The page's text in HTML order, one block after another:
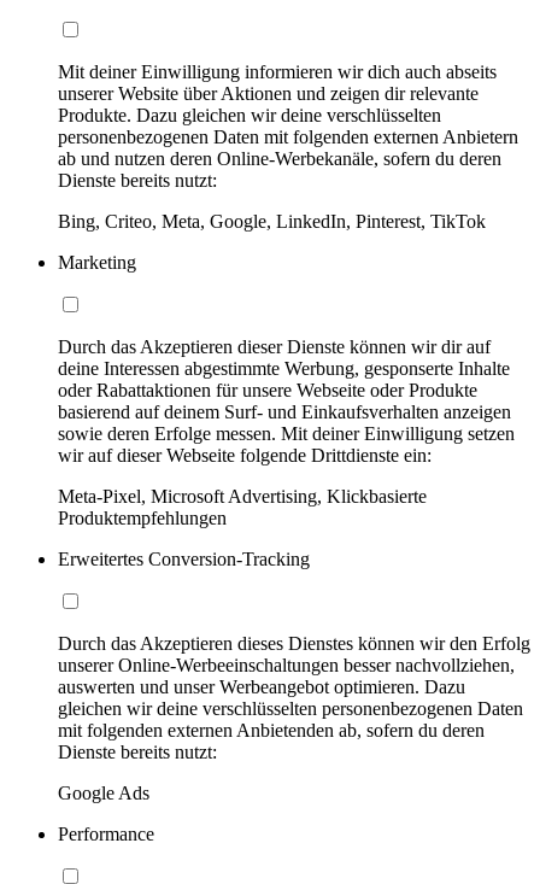
Mit deiner Einwilligung informieren wir dich auch abseits
unserer Website über Aktionen und zeigen dir relevante
Produkte. Dazu gleichen wir deine verschlüsselten
personenbezogenen Daten mit folgenden externen Anbietern
ab und nutzen deren Online-Werbekanäle, sofern du deren
Dienste bereits nutzt:
Bing, Criteo, Meta, Google, LinkedIn, Pinterest, TikTok
Marketing
Durch das Akzeptieren dieser Dienste können wir dir auf
deine Interessen abgestimmte Werbung, gesponserte Inhalte
oder Rabattaktionen für unsere Webseite oder Produkte
basierend auf deinem Surf- und Einkaufsverhalten anzeigen
sowie deren Erfolge messen. Mit deiner Einwilligung setzen
wir auf dieser Webseite folgende Drittdienste ein:
Meta-Pixel, Microsoft Advertising, Klickbasierte
Produktempfehlungen
Erweitertes Conversion-Tracking
Durch das Akzeptieren dieses Dienstes können wir den Erfolg
unserer Online-Werbeeinschaltungen besser nachvollziehen,
auswerten und unser Werbeangebot optimieren. Dazu
gleichen wir deine verschlüsselten personenbezogenen Daten
mit folgenden externen Anbietenden ab, sofern du deren
Dienste bereits nutzt:
Google Ads
Performance